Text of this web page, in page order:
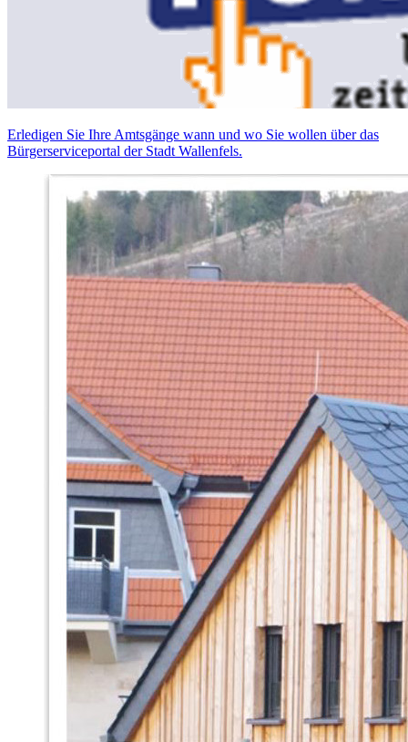
Erledigen Sie Ihre Amtsgänge wann und wo Sie wollen über das
Bürgerserviceportal der Stadt Wallenfels.